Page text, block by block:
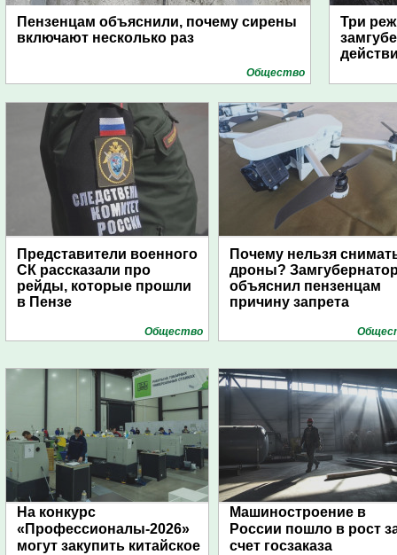
Пензенцам объяснили, почему сирены
включают несколько раз
Общество
Три
Представители военного
СК рассказали про
рейды, которые прошли
в Пензе
Общество
Почему нельзя
дроны?
объяснил пензенцам
причину запрета
На конкурс
«Профессионалы-2026»
могут закупить китайское
Машиностроение в
России пошло в рост
счет госзаказа